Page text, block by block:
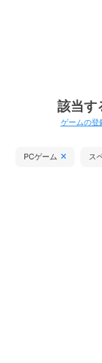
該当す
ゲームの登
PCゲーム ス